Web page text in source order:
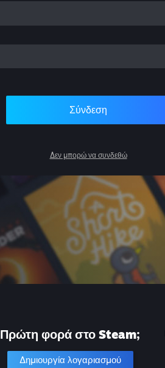
Σύνδεση
Δεν μπορώ να συνδεθώ
Πρώτη φορά στο Steam;
Δημιουργία λογαριασμού